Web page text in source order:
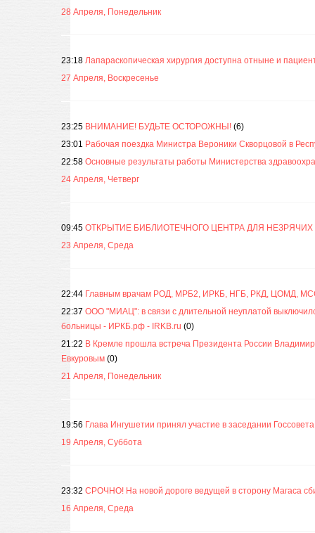
28 Апреля, Понедельник
23:18 Лапараскопическая хирургия доступна отныне и
27 Апреля, Воскресенье
23:25 ВНИМАНИЕ! БУДЬТЕ ОСТОРОЖНЫ! (6)
23:01 Рабочая поездка Министра Вероники Скворцовой в
22:58 Основные результаты работы Министерства
24 Апреля, Четверг
09:45 ОТКРЫТИЕ БИБЛИОТЕЧНОГО ЦЕНТРА ДЛЯ
23 Апреля, Среда
22:44 Главным врачам РОД, МРБ2, ИРКБ, НГБ, РКД, ЦОМД,
22:37 ООО "МИАЦ": в связи с длительной неуплатой
больницы - ИРКБ.рф - IRKB.ru (0)
21:22 В Кремле прошла встреча Президента России
Евкуровым (0)
21 Апреля, Понедельник
19:56 Глава Ингушетии принял участие в заседании
19 Апреля, Суббота
23:32 СРОЧНО! На новой дороге ведущей в сторону Магаса
16 Апреля, Среда